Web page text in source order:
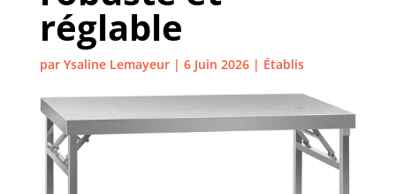
réglable
par Ysaline Lemayeur| 6 Juin 2026| Établis